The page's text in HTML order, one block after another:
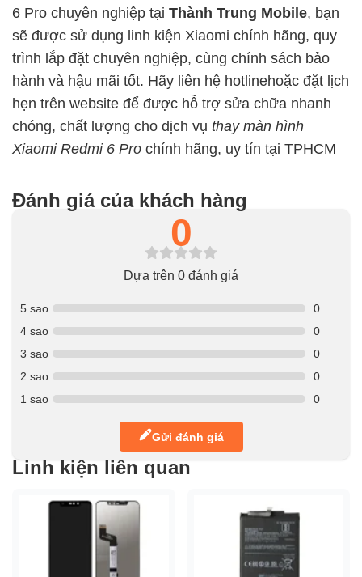
6 Pro chuyên nghiệp tại Thành Trung Mobile, bạn
sẽ được sử dụng linh kiện Xiaomi chính hãng, quy
trình lắp đặt chuyên nghiệp, cùng chính sách bảo
hành và hậu mãi tốt. Hãy liên hệ hotlinehoặc đặt lịch
hẹn trên website để được hỗ trợ sửa chữa nhanh
chóng, chất lượng cho dịch vụ thay màn hình
Xiaomi Redmi 6 Pro chính hãng, uy tín tại TPHCM
Đánh giá của khách hàng
0
Dựa trên 0 đánh giá
5 sao
0
4 sao
0
3 sao
0
2 sao
0
1 sao
0
Gửi đánh giá
Linh kiện liên quan